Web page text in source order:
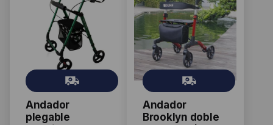
Andador
plegable
Gr
ati
s
Andador
Brooklyn doble
Gr
ati
s